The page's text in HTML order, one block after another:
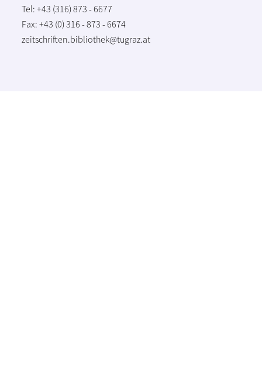
Tel: +43 (316) 873 - 6677
Fax: +43 (0) 316 - 873 - 6674
zeitschriften.bibliothek@tugraz.at